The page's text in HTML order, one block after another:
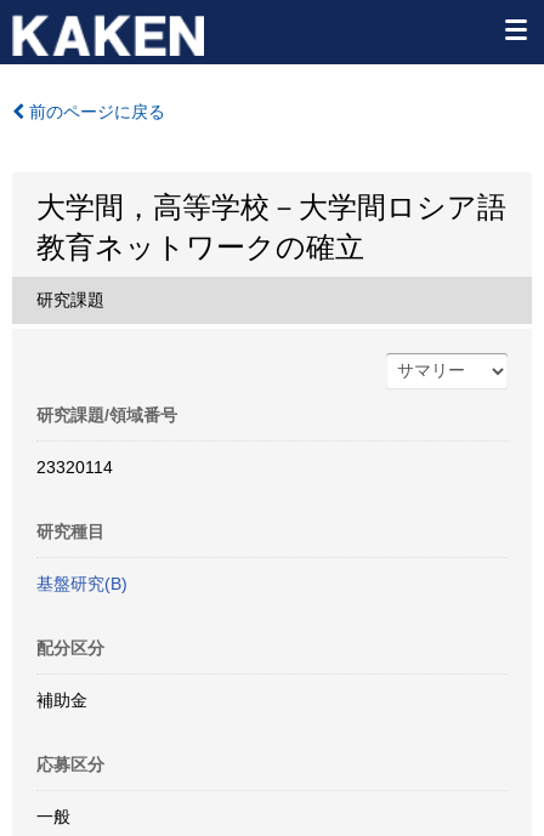
前のページに戻る
大学間，高等学校－大学間ロシア語
教育ネットワークの確立
研究課題
研究課題/領域番号
23320114
研究種目
基盤研究(B)
配分区分
補助金
応募区分
一般